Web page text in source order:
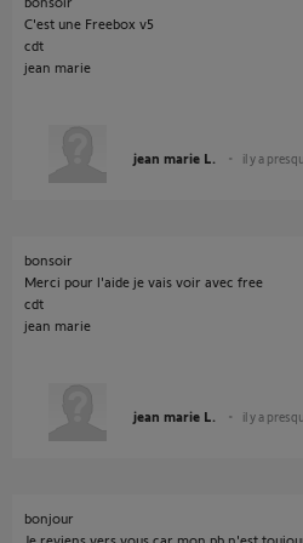
C'est une Freebox v5
cdt
jean marie
jean marie L. il y a
bonsoir
Merci pour l'aide je vais voir avec free
cdt
jean marie
jean marie L. il y a
bonjour
Je reviens vers vous car mon pb n'est